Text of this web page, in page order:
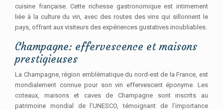
cuisine française. Cette richesse gastronomique est intimement
liée à la culture du vin, avec des routes des vins qui sillonnent le
pays, offrant aux visiteurs des expériences gustatives inoubliables.
Champagne: effervescence et maisons
prestigieuses
La Champagne, région emblématique du nord-est de la France, est
mondialement connue pour son vin effervescent éponyme. Les
coteaux, maisons et caves de Champagne sont inscrits au
patrimoine mondial de l’UNESCO, témoignant de l’importance